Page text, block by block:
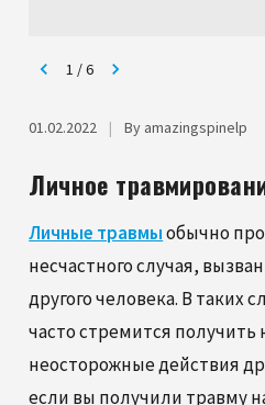
1 /6
01.02.2022 | By amazingspinelp
Личное
Личные травмыобычно
несчастного случая,
другого человека. В таких
часто стремится
неосторожные действия
если вы получили травму